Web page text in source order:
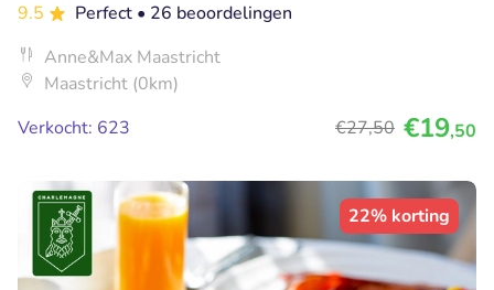
9.5
Perfect • 26 beoordelingen
Anne&Max Maastricht
Maastricht (0km)
Verkocht: 623
€27,50 €19,50
22% korting